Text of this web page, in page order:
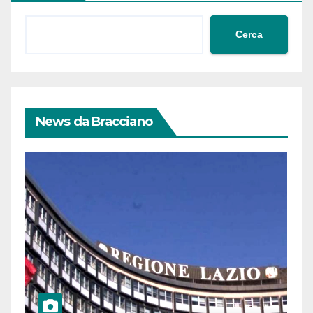
Cerca
News da Bracciano